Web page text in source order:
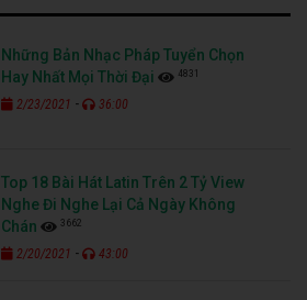
Những Bản Nhạc Pháp Tuyển Chọn
Hay Nhất Mọi Thời Đại
4831
2/23/2021 - 36:00
Top 18 Bài Hát Latin Trên 2 Tỷ View
Nghe Đi Nghe Lại Cả Ngày Không
Chán
3662
2/20/2021 - 43:00